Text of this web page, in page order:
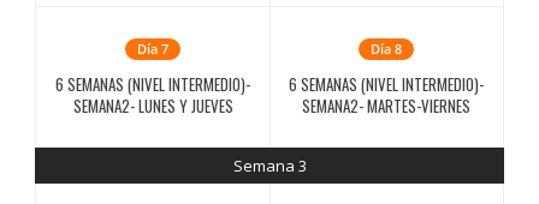
Día 7
6 SEMANAS (NIVEL INTERMEDIO)-
SEMANA2- LUNES Y JUEVES
Día 8
6 SEMANAS (NIVEL INTERMEDIO)-
SEMANA2- MARTES-VIERNES
Semana 3